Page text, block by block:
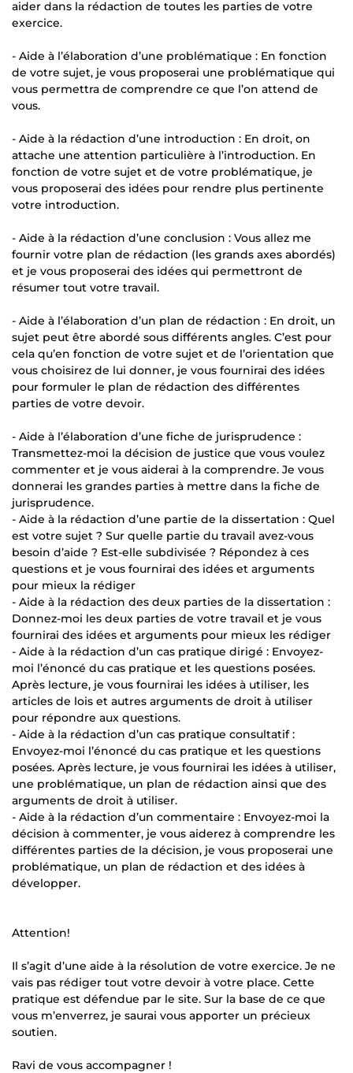
aider dans la rédaction de toutes les parties de votre
exercice.
- Aide à l’élaboration d’une problématique : En fonction
de votre sujet, je vous proposerai une problématique qui
vous permettra de comprendre ce que l’on attend de
vous.
- Aide à la rédaction d’une introduction : En droit, on
attache une attention particulière à l’introduction. En
fonction de votre sujet et de votre problématique, je
vous proposerai des idées pour rendre plus pertinente
votre introduction.
- Aide à la rédaction d’une conclusion : Vous allez me
fournir votre plan de rédaction (les grands axes abordés)
et je vous proposerai des idées qui permettront de
résumer tout votre travail.
- Aide à l’élaboration d’un plan de rédaction : En droit, un
sujet peut être abordé sous différents angles. C’est pour
cela qu’en fonction de votre sujet et de l’orientation que
vous choisirez de lui donner, je vous fournirai des idées
pour formuler le plan de rédaction des différentes
parties de votre devoir.
- Aide à l’élaboration d’une fiche de jurisprudence :
Transmettez-moi la décision de justice que vous voulez
commenter et je vous aiderai à la comprendre. Je vous
donnerai les grandes parties à mettre dans la fiche de
jurisprudence.
- Aide à la rédaction d’une partie de la dissertation : Quel
est votre sujet ? Sur quelle partie du travail avez-vous
besoin d’aide ? Est-elle subdivisée ? Répondez à ces
questions et je vous fournirai des idées et arguments
pour mieux la rédiger
- Aide à la rédaction des deux parties de la dissertation :
Donnez-moi les deux parties de votre travail et je vous
fournirai des idées et arguments pour mieux les rédiger
- Aide à la rédaction d’un cas pratique dirigé : Envoyez-
moi l’énoncé du cas pratique et les questions posées.
Après lecture, je vous fournirai les idées à utiliser, les
articles de lois et autres arguments de droit à utiliser
pour répondre aux questions.
- Aide à la rédaction d’un cas pratique consultatif :
Envoyez-moi l’énoncé du cas pratique et les questions
posées. Après lecture, je vous fournirai les idées à utiliser,
une problématique, un plan de rédaction ainsi que des
arguments de droit à utiliser.
- Aide à la rédaction d’un commentaire : Envoyez-moi la
décision à commenter, je vous aiderez à comprendre les
différentes parties de la décision, je vous proposerai une
problématique, un plan de rédaction et des idées à
développer.
Attention!
Il s’agit d’une aide à la résolution de votre exercice. Je ne
vais pas rédiger tout votre devoir à votre place. Cette
pratique est défendue par le site. Sur la base de ce que
vous m’enverrez, je saurai vous apporter un précieux
soutien.
Ravi de vous accompagner !